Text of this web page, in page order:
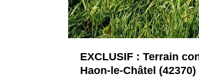
EXCLUSIF : Terrain
Haon-le-Châtel (42370)